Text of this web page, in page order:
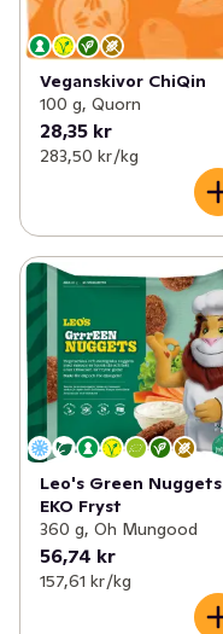
Veganskivor ChiQin
100 g, Quorn
28,35 kr
283,50 kr /kg
Leo's Green Nuggets
EKO Fryst
360 g, Oh Mungood
56,74 kr
157,61 kr /kg